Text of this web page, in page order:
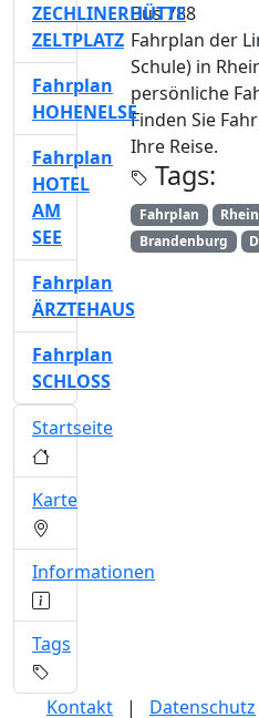
Bus 788
Fahrplan der
Schule) in
persönliche
Finden Sie
Ihre Reise.
Tags:
Fahrplan
Brandenburg
ZECHLINERHÜTTE
ZELTPLATZ
Fahrplan
HOHENELSE
Fahrplan
HOTEL
AM
SEE
Fahrplan
ÄRZTEHAUS
Fahrplan
SCHLOSS
Startseite
Karte
Informationen
Tags
Kontakt | Datenschutz